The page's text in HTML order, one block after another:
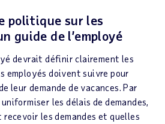
politique sur les
guide de l’employé
devrait définir clairement les
employés doivent suivre pour
leur demande de vacances. Par
les délais de demandes,
les demandes et quelles